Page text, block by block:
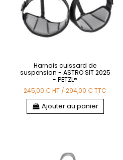
Harnais cuissard de
suspension - ASTRO SIT 2025
- PETZL®
245,00 €HT /294,00 €TTC
Ajouter au panier